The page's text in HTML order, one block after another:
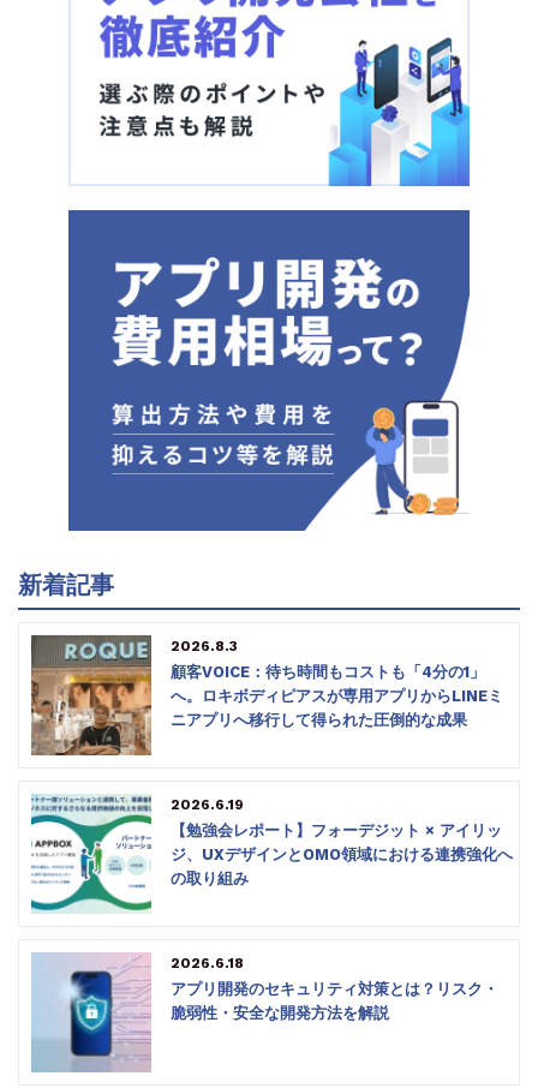
新着記事
2026.8.3
顧客VOICE：待ち時間もコストも「4分の1」
へ。ロキボディピアスが専用アプリからLINEミ
ニアプリへ移行して得られた圧倒的な成果
2026.6.19
【勉強会レポート】フォーデジット × アイリッ
ジ、UXデザインとOMO領域における連携強化へ
の取り組み
2026.6.18
アプリ開発のセキュリティ対策とは？リスク・
脆弱性・安全な開発方法を解説